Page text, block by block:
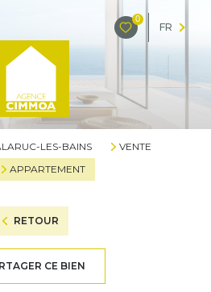
0
FR
LES-BAINS
VENTE
APPARTEMENT
RETOUR
CE BIEN